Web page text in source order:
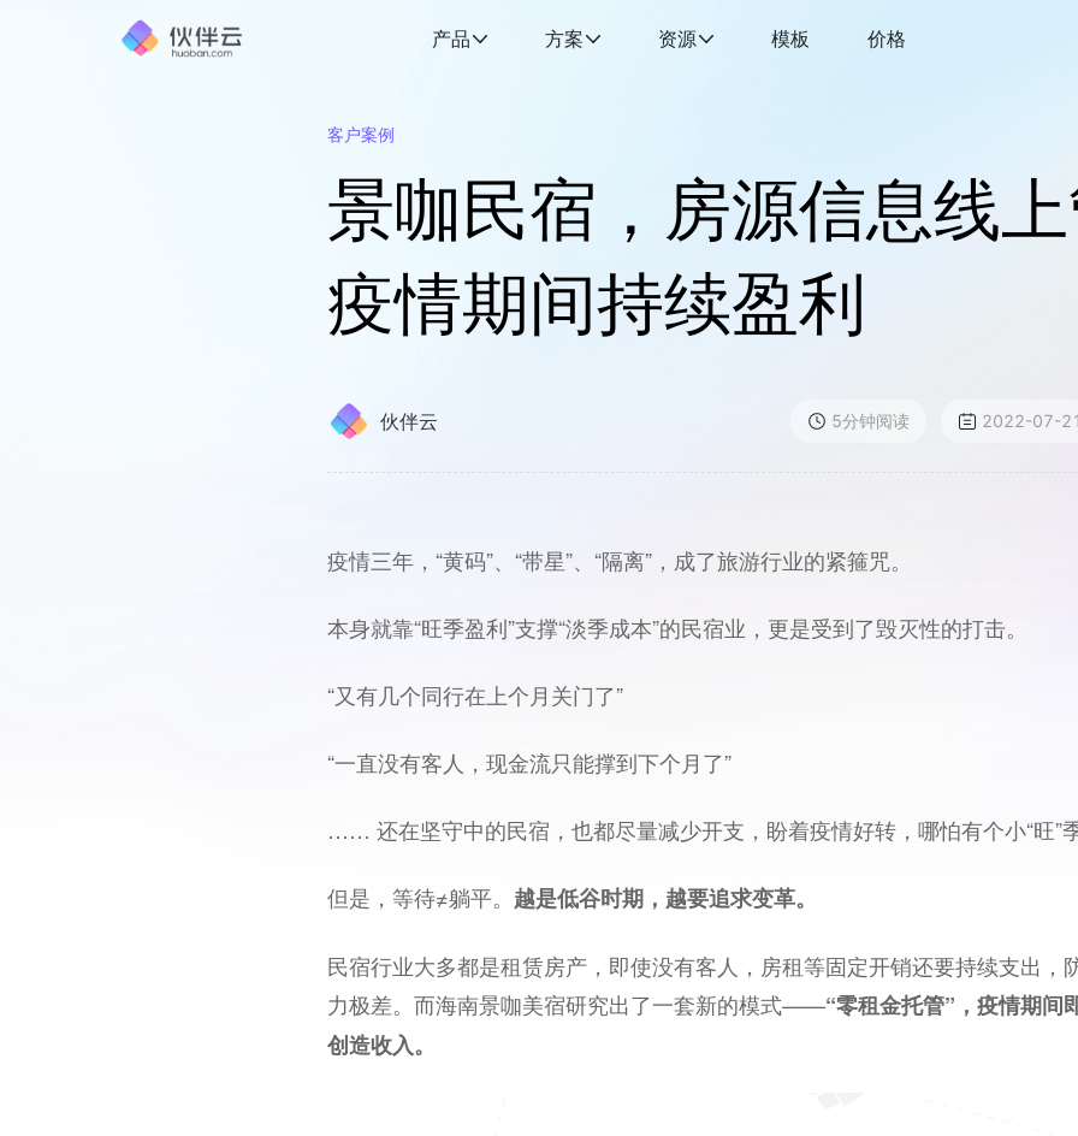
产品 方案 资源 模板 价格
客户案例
景咖民宿，房源信息线
疫情期间持续盈利
伙伴云 5分钟阅读 2022-07-
疫情三年，“黄码”、“带星”、“隔离”，成了旅游行业的紧箍咒。
本身就靠“旺季盈利”支撑“淡季成本”的民宿业，更是受到了毁灭性的打击。
“又有几个同行在上个月关门了”
“一直没有客人，现金流只能撑到下个月了”
…… 还在坚守中的民宿，也都尽量减少开支，盼着疫情好转，哪怕有个小“旺”
但是，等待≠躺平。 越是低谷时期，越要追求变革。
民宿行业大多都是租赁房产，即使没有客人，房租等固定开销还要持续支出，
力极差。而海南景咖美宿研究出了一套新的模式——“零租金托管”，疫情期间
创造收入。